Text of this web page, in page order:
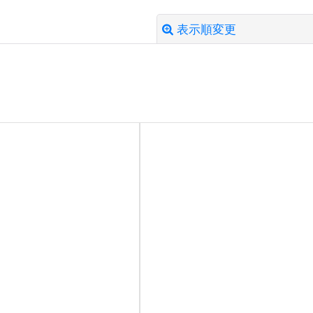
表示順変更